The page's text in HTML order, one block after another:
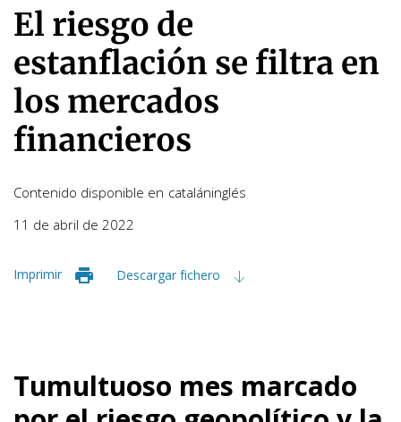
El riesgo de
estanflación se filtra en
los mercados
financieros
Contenido disponible en cataláninglés
11 de abril de 2022
Imprimir Descargar fichero
Tumultuoso mes marcado